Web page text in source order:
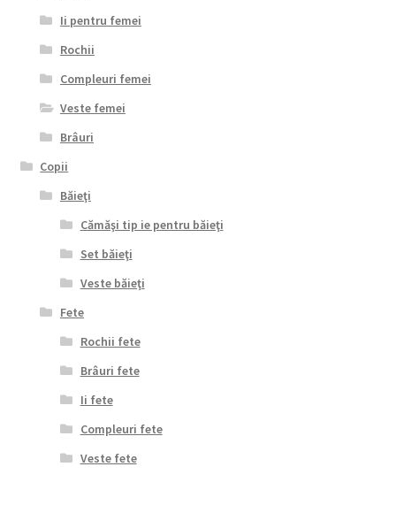
Ii pentru femei
Rochii
Compleuri femei
Veste femei
Brâuri
Copii
Băieţi
Cămăşi tip ie pentru băieţi
Set băieţi
Veste băieţi
Fete
Rochii fete
Brâuri fete
Ii fete
Compleuri fete
Veste fete